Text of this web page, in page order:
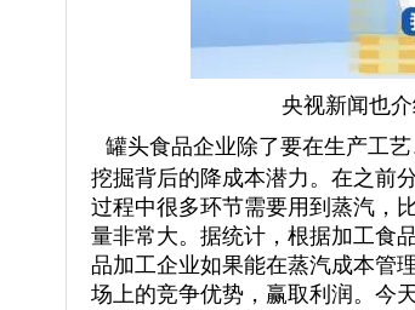
央视新闻也
罐头食品企业除了要在生产工
挖掘背后的降成本潜力。在之前
过程中很多环节需要用到蒸汽，
量非常大。据统计，根据加工食
品加工企业如果能在蒸汽成本管
场上的竞争优势，赢取利润。今